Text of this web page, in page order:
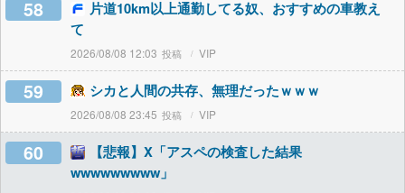
58
片道10km以上通勤してる奴、おすすめの車教え
て
2026/08/08 12:03 VIP
59 シカと人間の共存、無理だったｗｗｗ
2026/08/08 23:45 VIP
60
【悲報】X「アスペの検査した結果
wwwwwwwww」